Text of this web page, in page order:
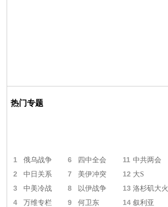
热门专题
1 俄乌战争 6 四中全会 11 中共两会
2 中日关系 7 美伊冲突 12 大S
3 中美冷战 8 以伊战争 13 洛杉矶大火
4 万维专栏 9 何卫东 14 叙利亚